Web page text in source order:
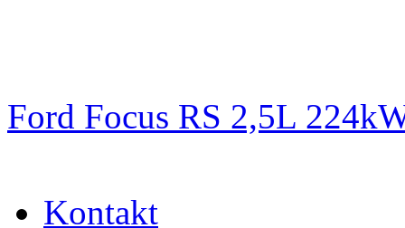
Ford Focus RS 2,5L
Kontakt